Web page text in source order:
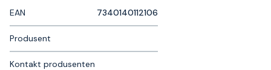
EAN 7340140112106
Produsent
Kontakt produsenten